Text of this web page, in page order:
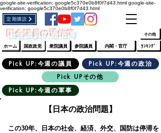
google-site-verification: google5c370e0b8f0f7d43.html google-site-
verification: google5c370e0b8f0f7d43.html
​国会議員の通信簿
定期購読
ホーム 国政政党 衆院議員 参院議員 ﾗﾝｷﾝｸﾞ
内閣・官庁
その他
Pick UP:今週の議員
Pick UP:今週の政治
Pick UPその他
Pick UP:今週の軍事
【日本の政治問題】
この30年、日本の社会、経済、外交、国防は停滞を